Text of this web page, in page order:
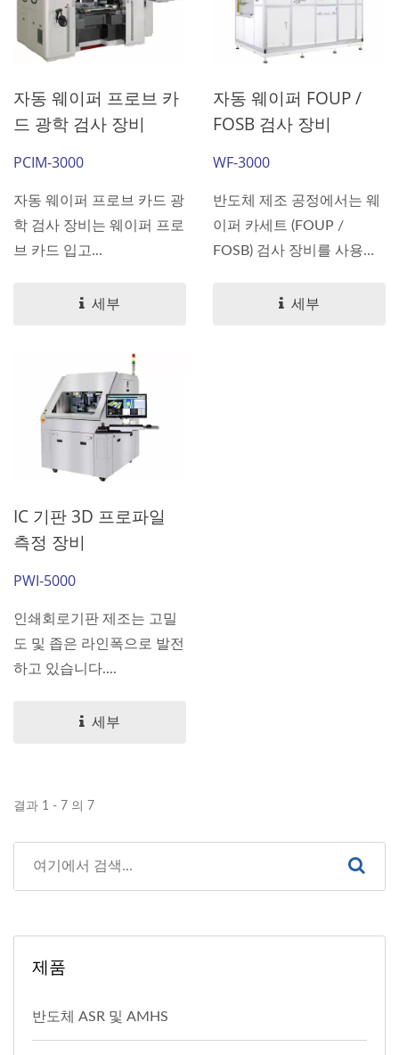
자동 웨이퍼 프로브 카
드 광학 검사 장비
PCIM-3000
자동 웨이퍼 프로브 카드 광
학 검사 장비는 웨이퍼 프로
브 카드 입고...
세부
자동 웨이퍼 FOUP /
FOSB 검사 장비
WF-3000
반도체 제조 공정에서는 웨
이퍼 카세트 (FOUP /
FOSB) 검사 장비를 사용하
세부
IC 기판 3D 프로파일
측정 장비
PWI-5000
인쇄회로기판 제조는 고밀
도 및 좁은 라인폭으로 발전
하고 있습니다....
세부
결과 1 - 7 의 7
제품
반도체 ASR 및 AMHS